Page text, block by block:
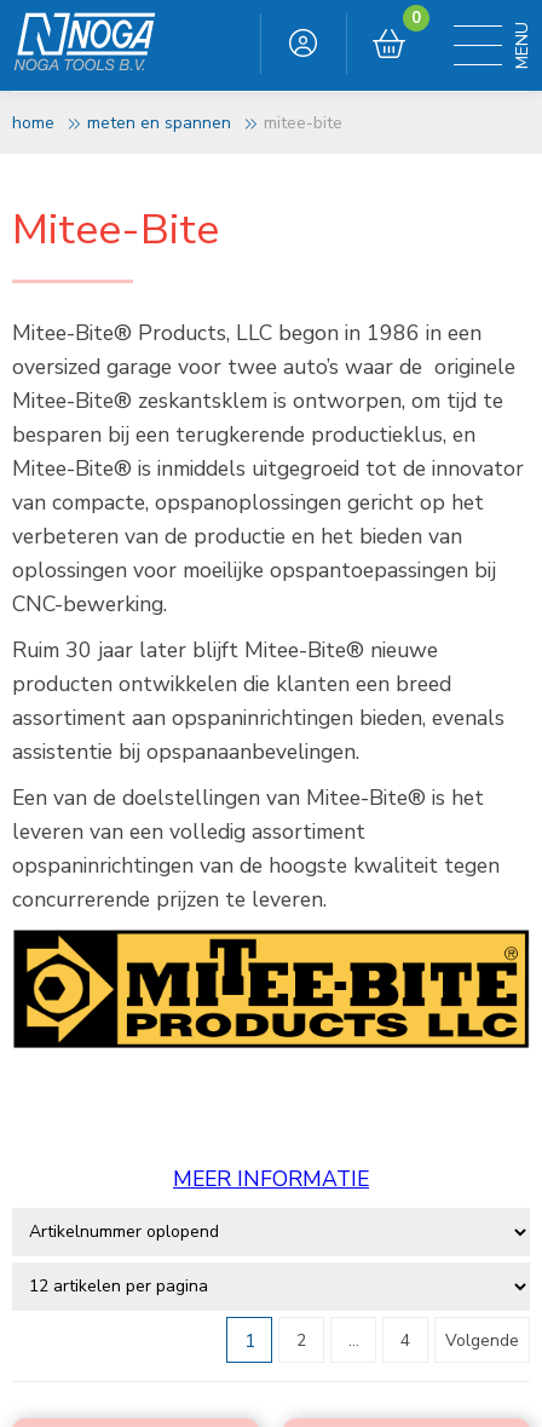
0
home meten en spannen mitee-bite
Mitee-Bite
Mitee-Bite® Products, LLC begon in 1986 in een
oversized garage voor twee auto’s waar de originele
Mitee-Bite® zeskantsklem is ontworpen, om tijd te
besparen bij een terugkerende productieklus, en
Mitee-Bite® is inmiddels uitgegroeid tot de innovator
van compacte, opspanoplossingen gericht op het
verbeteren van de productie en het bieden van
oplossingen voor moeilijke opspantoepassingen bij
CNC-bewerking.
Ruim 30 jaar later blijft Mitee-Bite® nieuwe
producten ontwikkelen die klanten een breed
assortiment aan opspaninrichtingen bieden, evenals
assistentie bij opspanaanbevelingen.
Een van de doelstellingen van Mitee-Bite® is het
leveren van een volledig assortiment
opspaninrichtingen van de hoogste kwaliteit tegen
concurrerende prijzen te leveren.
MEER INFORMATIE
1 2 ... 4 Volgende